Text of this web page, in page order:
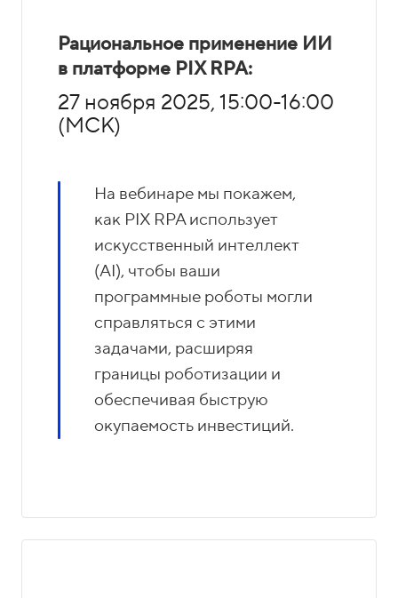
Рациональное применение ИИ
в платформе PIX RPA:
27 ноября 2025, 15:00-16:00
(МСК)
На вебинаре мы покажем,
как PIX RPA использует
искусственный интеллект
(AI), чтобы ваши
программные роботы могли
справляться с этими
задачами, расширяя
границы роботизации и
обеспечивая быструю
окупаемость инвестиций.